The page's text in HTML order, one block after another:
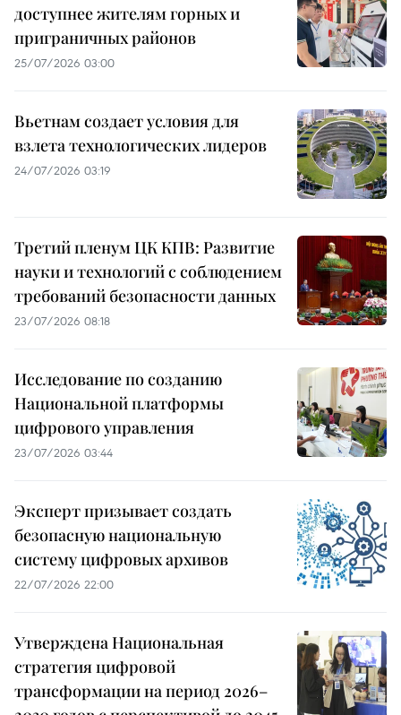
доступнее жителям горных и
приграничных районов
25/07/2026 03:00
Вьетнам создает условия для
взлета технологических лидеров
24/07/2026 03:19
Третий пленум ЦК КПВ: Развитие
науки и технологий с соблюдением
требований безопасности данных
23/07/2026 08:18
Исследование по созданию
Национальной платформы
цифрового управления
23/07/2026 03:44
Эксперт призывает создать
безопасную национальную
систему цифровых архивов
22/07/2026 22:00
Утверждена Национальная
стратегия цифровой
трансформации на период 2026–